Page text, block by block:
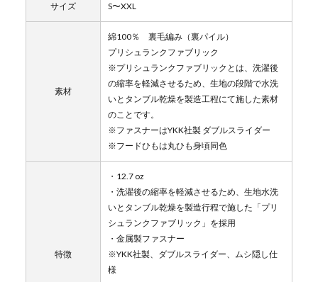
サイズ S〜XXL
素材
綿100％ 裏毛編み（裏パイル）
プリシュランクファブリック
※プリシュランクファブリックとは、洗濯後
の縮率を軽減させるため、生地の段階で水洗
いとタンブル乾燥を製造工程にて施した素材
のことです。
※ファスナーはYKK社製 ダブルスライダー
※フードひもは丸ひも身頃同色
特徴
・12.7 oz
・洗濯後の縮率を軽減させるため、生地水洗
いとタンブル乾燥を製造行程で施した「プリ
シュランクファブリック」を採用
・金属製ファスナー
※YKK社製、ダブルスライダー、ムシ隠し仕
様